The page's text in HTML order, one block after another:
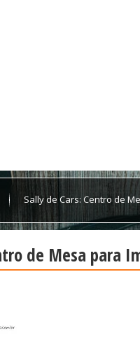
Sally de Cars: Centro de
de Mesa para